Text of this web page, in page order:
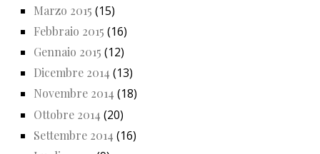
Marzo 2015 (15)
Febbraio 2015 (16)
Gennaio 2015 (12)
Dicembre 2014 (13)
Novembre 2014 (18)
Ottobre 2014 (20)
Settembre 2014 (16)